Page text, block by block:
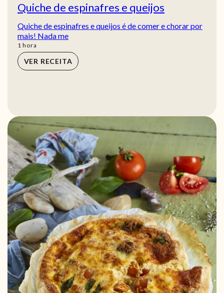
Quiche de espinafres e queijos
Quiche de espinafres e queijos é de comer e chorar por
mais! Nada me
1 hora
hora
VER RECEITA